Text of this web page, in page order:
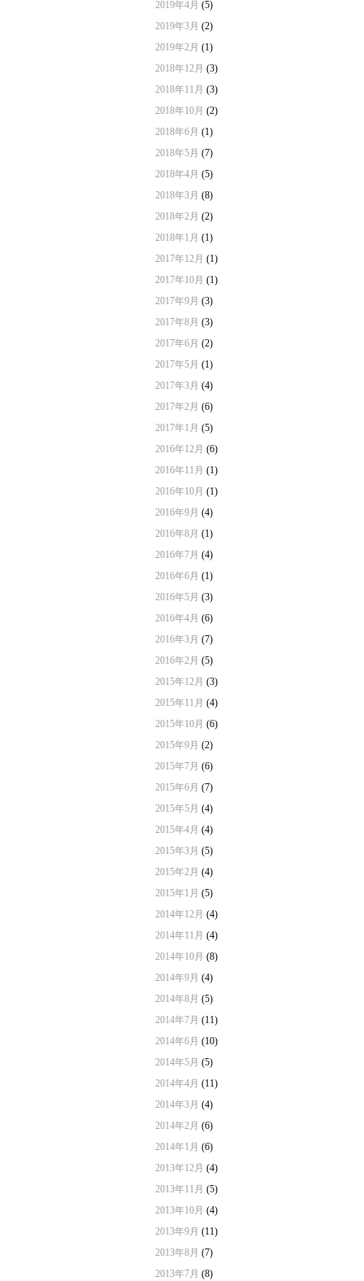
2019年4月 (5)
2019年3月 (2)
2019年2月 (1)
2018年12月 (3)
2018年11月 (3)
2018年10月 (2)
2018年6月 (1)
2018年5月 (7)
2018年4月 (5)
2018年3月 (8)
2018年2月 (2)
2018年1月 (1)
2017年12月 (1)
2017年10月 (1)
2017年9月 (3)
2017年8月 (3)
2017年6月 (2)
2017年5月 (1)
2017年3月 (4)
2017年2月 (6)
2017年1月 (5)
2016年12月 (6)
2016年11月 (1)
2016年10月 (1)
2016年9月 (4)
2016年8月 (1)
2016年7月 (4)
2016年6月 (1)
2016年5月 (3)
2016年4月 (6)
2016年3月 (7)
2016年2月 (5)
2015年12月 (3)
2015年11月 (4)
2015年10月 (6)
2015年9月 (2)
2015年7月 (6)
2015年6月 (7)
2015年5月 (4)
2015年4月 (4)
2015年3月 (5)
2015年2月 (4)
2015年1月 (5)
2014年12月 (4)
2014年11月 (4)
2014年10月 (8)
2014年9月 (4)
2014年8月 (5)
2014年7月 (11)
2014年6月 (10)
2014年5月 (5)
2014年4月 (11)
2014年3月 (4)
2014年2月 (6)
2014年1月 (6)
2013年12月 (4)
2013年11月 (5)
2013年10月 (4)
2013年9月 (11)
2013年8月 (7)
2013年7月 (8)